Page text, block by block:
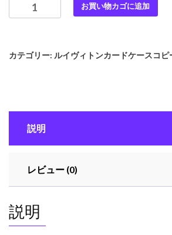
高
イ
ー
コ
ー
ル
お買い物カゴに追加
カテゴリー: ルイヴィトンカードケースコピ
説明
レビュー (0)
説明